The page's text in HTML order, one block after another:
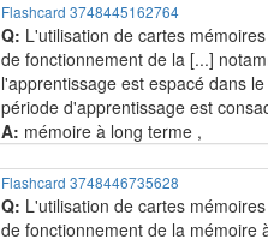
Flashcard 3748445162764
Q: L'utilisation de cartes
de fonctionnement de la [...]
l'apprentissage est espacé dans
période d'apprentissage est
A: mémoire à long terme ,
Flashcard 3748446735628
Q: L'utilisation de cartes
de fonctionnement de la mémoire